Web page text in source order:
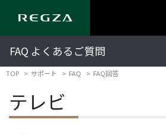
FAQ よくあるご質問
TOP サポート FAQ FAQ回答
テレビ